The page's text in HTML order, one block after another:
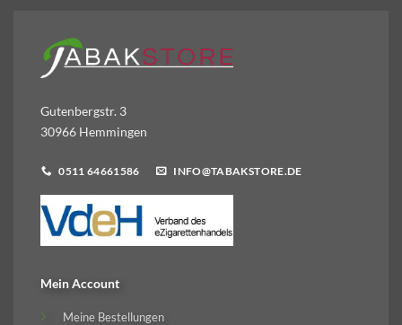
Gutenbergstr. 3
30966 Hemmingen
0511 64661586 INFO@TABAKSTORE.DE
Mein Account
Meine Bestellungen